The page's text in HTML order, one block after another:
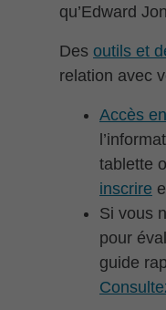
qu’Edward
Des outils et
relation avec
Accès
tablette
inscrire
Si vous
pour
guide